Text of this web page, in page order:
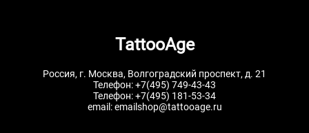
TattooAge
Россия, г. Москва, Волгоградский проспект, д. 21
Телефон:+7(495) 749-43-43
Телефон:+7(495) 181-53-34
email:emailshop@tattooage.ru